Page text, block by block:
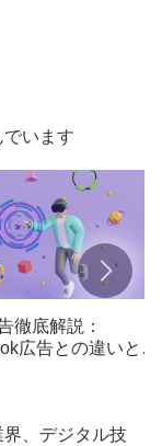
います
徹底解説：
広告との違いと配
、デジタル技